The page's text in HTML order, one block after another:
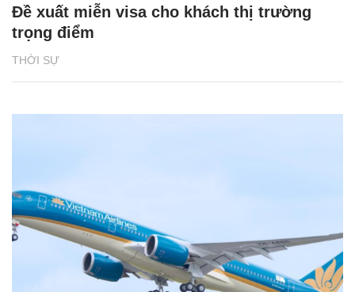
THỜI SỰ
Đề xuất miễn visa cho khách thị trường
trọng điểm